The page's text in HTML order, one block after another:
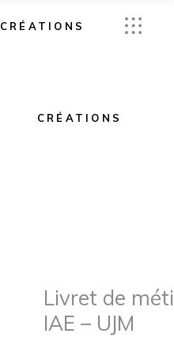
CRÉATIONS
CRÉATIONS
Livret de
IAE – UJM